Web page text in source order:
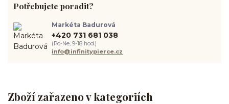
Zboží zařazeno v kategoriích
Potřebujete poradit?
Markéta Badurová
+420 731 681 038
(Po-Ne, 9-18 hod.)
info@infinitypierce.cz